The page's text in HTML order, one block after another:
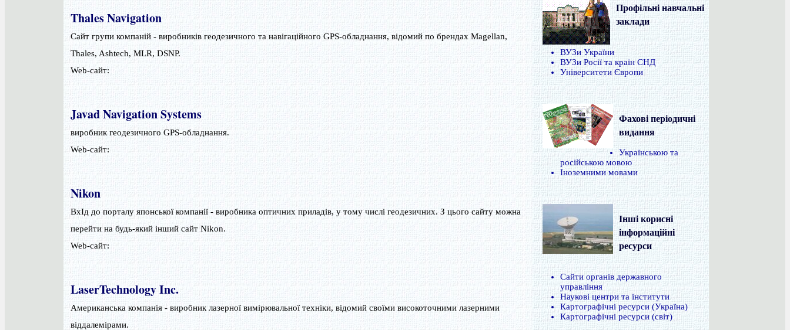
Thales Navigation
Сайт групи компаній - виробників геодезичного та навігаційного GPS-обладнання, відомий по брендах Magellan,
Thales, Ashtech, MLR, DSNP.
Web-сайт:
Javad Navigation Systems
виробник геодезичного GPS-обладнання.
Web-сайт:
Nikon
ВхІд до порталу японської компанії - виробника оптичних приладів, у тому числі геодезичних. З цього сайту можна
перейти на будь-який інший сайт Nikon.
Web-сайт:
LaserTechnology Inc.
Американська компанія - виробник лазерної вимірювальної техніки, відомий своїми високоточними лазерними
віддалемірами.
Профільні навчальні
заклади
ВУЗи України
ВУЗи Росії та країн СНД
Університети Європи
Фахові періодичні
видання
Українською та
російською мовою
Іноземними мовами
Інші корисні
інформаційні
ресурси
Сайти органів державного
управління
Наукові центри та інститути
Картографічні ресурси (Україна)
Картографічні ресурси (світ)